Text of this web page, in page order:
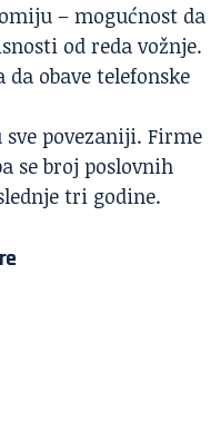
– mogućnost da
od reda vožnje.
obave telefonske
sve povezaniji. Firme
se broj poslovnih
tri godine.